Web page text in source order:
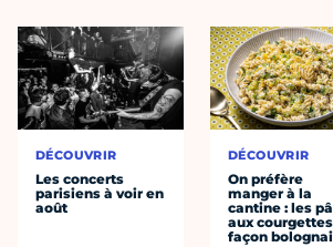
DÉCOUVRIR
Les concerts
parisiens à voir en
août
DÉCOUVRIR
On préfère
manger à la
cantine : les
aux courgettes
façon